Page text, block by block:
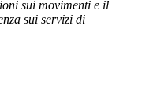
sui movimenti e il
sui servizi di